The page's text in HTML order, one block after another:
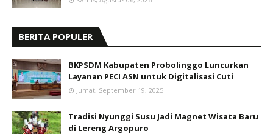
BERITA POPULER
BKPSDM Kabupaten Probolinggo Luncurkan
Layanan PECI ASN untuk Digitalisasi Cuti
Jumat, September 19, 2025
Tradisi Nyunggi Susu Jadi Magnet Wisata Baru
di Lereng Argopuro